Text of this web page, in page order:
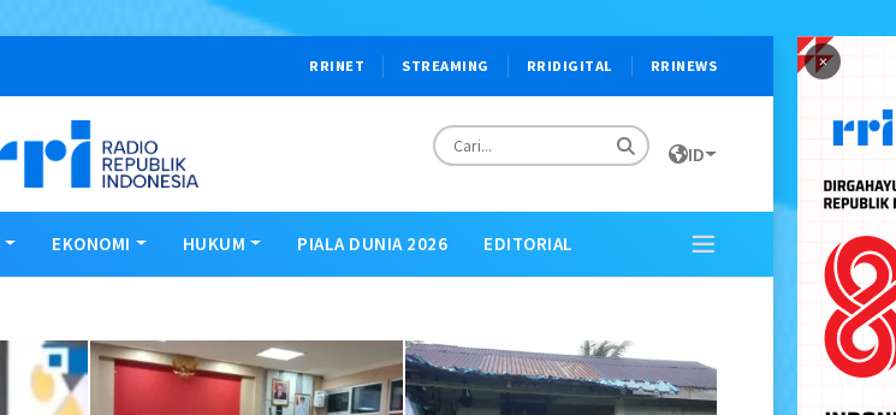
×
RRINET STREAMING RRIDIGITAL RRINEWS
ID
EKONOMI HUKUM PIALA DUNIA 2026 EDITORIAL